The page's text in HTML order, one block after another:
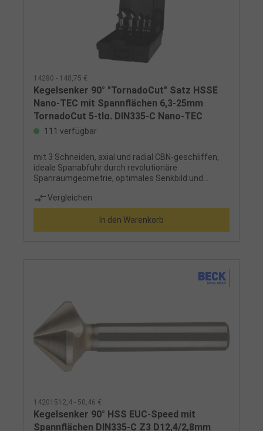
14280 - 148,75 €
Kegelsenker 90° "TornadoCut" Satz HSSE
Nano-TEC mit Spannflächen 6,3-25mm
TornadoCut 5-tlg. DIN335-C Nano-TEC
111 verfügbar
mit 3 Schneiden, axial und radial CBN-geschliffen,
ideale Spanabfuhr durch revolutionäre
Spanraumgeometrie, optimales Senkbild und
Hinterschliff, mit 3 Flächen am Schaft ab ∅ 8,3 mm,
extrem hohe Verschleißfestigkeit und Warmhärte,
Nano-Tec-Beschichtung für eine extra glatte
Oberfläche und das Verhindern von
Materialverschweißungen, arbeitet grat- und
14203...) 6,3 - 10,4 - 16,5 - 20,5 - 25 mm in
Vergleichen
In den Warenkorb
14201512,4 - 50,46 €
Kegelsenker 90° HSS EUC-Speed mit
Spannflächen DIN335-C Z3 D12,4/2,8mm